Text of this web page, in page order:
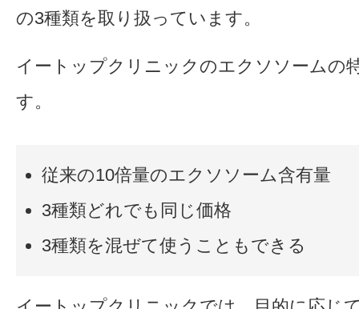
の3種類を取り扱っています。
イートップクリニックのエクソソームの
す。
従来の10倍量のエクソソーム含有量
3種類どれでも同じ価格
3種類を混ぜて使うこともできる